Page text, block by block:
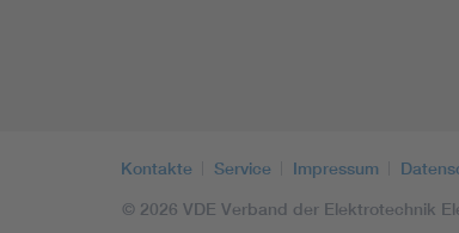
Kontakte Service Impressum
© 2026 VDE Verband der Elektrotechnik